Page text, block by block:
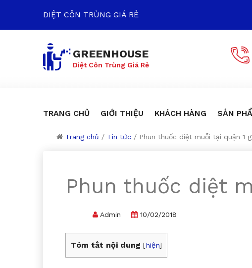
DIỆT CÔN TRÙNG GIÁ RẺ
GREENHOUSE
Diệt Côn Trùng Giá Rẻ
TRANG CHỦ GIỚI THIỆU KHÁCH HÀNG SẢN
Trang chủ / Tin tức / Phun thuốc diệt muỗi tại quận 1
Phun thuốc diệt
Admin 10/02/2018
Tóm tắt nội dung [hiện]